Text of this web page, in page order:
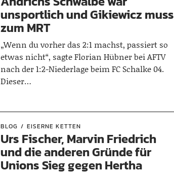
unsportlich und Gikiewicz muss
zum MRT
„Wenn du vorher das 2:1 machst, passiert so
etwas nicht“, sagte Florian Hübner bei AFTV
nach der 1:2-Niederlage beim FC Schalke 04.
Dieser…
BLOG EISERNE KETTEN
Urs Fischer, Marvin Friedrich
und die anderen Gründe für
Unions Sieg gegen Hertha